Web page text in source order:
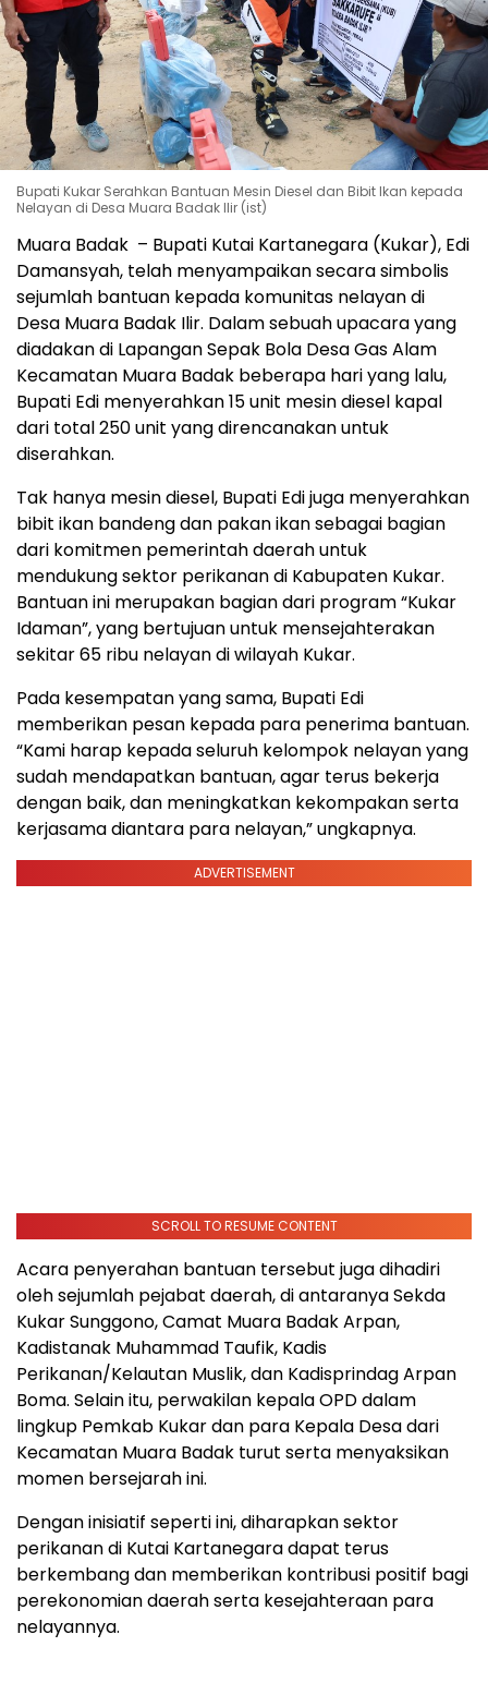
Bupati Kukar Serahkan Bantuan Mesin Diesel dan Bibit Ikan kepada
Nelayan di Desa Muara Badak Ilir (ist)
Muara Badak – Bupati Kutai Kartanegara (Kukar), Edi
Damansyah, telah menyampaikan secara simbolis
sejumlah bantuan kepada komunitas nelayan di
Desa Muara Badak Ilir. Dalam sebuah upacara yang
diadakan di Lapangan Sepak Bola Desa Gas Alam
Kecamatan Muara Badak beberapa hari yang lalu,
Bupati Edi menyerahkan 15 unit mesin diesel kapal
dari total 250 unit yang direncanakan untuk
diserahkan.
Tak hanya mesin diesel, Bupati Edi juga menyerahkan
bibit ikan bandeng dan pakan ikan sebagai bagian
dari komitmen pemerintah daerah untuk
mendukung sektor perikanan di Kabupaten Kukar.
Bantuan ini merupakan bagian dari program “Kukar
Idaman”, yang bertujuan untuk mensejahterakan
sekitar 65 ribu nelayan di wilayah Kukar.
Pada kesempatan yang sama, Bupati Edi
memberikan pesan kepada para penerima bantuan.
“Kami harap kepada seluruh kelompok nelayan yang
sudah mendapatkan bantuan, agar terus bekerja
dengan baik, dan meningkatkan kekompakan serta
kerjasama diantara para nelayan,” ungkapnya.
ADVERTISEMENT
SCROLL TO RESUME CONTENT
Acara penyerahan bantuan tersebut juga dihadiri
oleh sejumlah pejabat daerah, di antaranya Sekda
Kukar Sunggono, Camat Muara Badak Arpan,
Kadistanak Muhammad Taufik, Kadis
Perikanan/Kelautan Muslik, dan Kadisprindag Arpan
Boma. Selain itu, perwakilan kepala OPD dalam
lingkup Pemkab Kukar dan para Kepala Desa dari
Kecamatan Muara Badak turut serta menyaksikan
momen bersejarah ini.
Dengan inisiatif seperti ini, diharapkan sektor
perikanan di Kutai Kartanegara dapat terus
berkembang dan memberikan kontribusi positif bagi
perekonomian daerah serta kesejahteraan para
nelayannya.